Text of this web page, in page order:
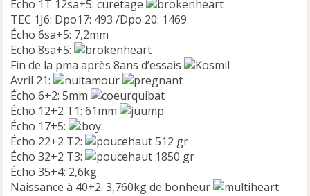
Écho 1T 12sa+5: curetage
TEC 1J6: Dpo17: 493 /Dpo 20: 1469
Écho 6sa+5: 7,2mm
Echo 8sa+5:
Fin de la pma après 8ans d’essais
Avril 21:
Écho 6+2: 5mm
Écho 12+2 T1: 61mm
Écho 17+5:
Écho 22+2 T2:
512 gr
Écho 32+2 T3:
1850 gr
Écho 35+4: 2,6kg
Naissance à 40+2. 3,760kg de bonheur